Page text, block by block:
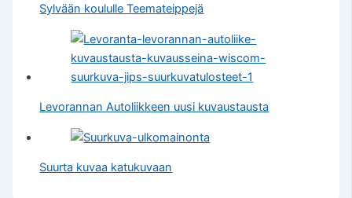
Sylvään koululle Teemateippejä
Levorannan Autoliikkeen uusi kuvaustausta
Suurta kuvaa katukuvaan